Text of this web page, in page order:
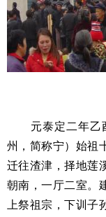
元泰定二年乙酉
州，简称宁）始祖
迁往渣津，择地莲
朝南，一厅二室。
上祭祖宗，下训